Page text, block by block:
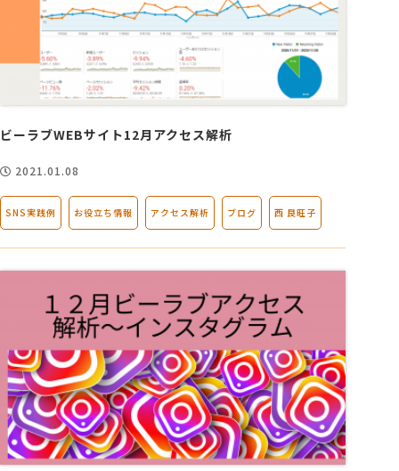
ビーラブWEBサイト12月アクセス解析
2021.01.08
SNS実践例 お役立ち情報 アクセス解析 ブログ 西 良旺子